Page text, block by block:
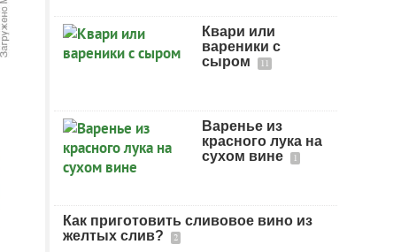
Квари или
вареники с
сыром
11
Варенье из
красного лука на
сухом вине
1
Как приготовить сливовое вино из
желтых слив?
2